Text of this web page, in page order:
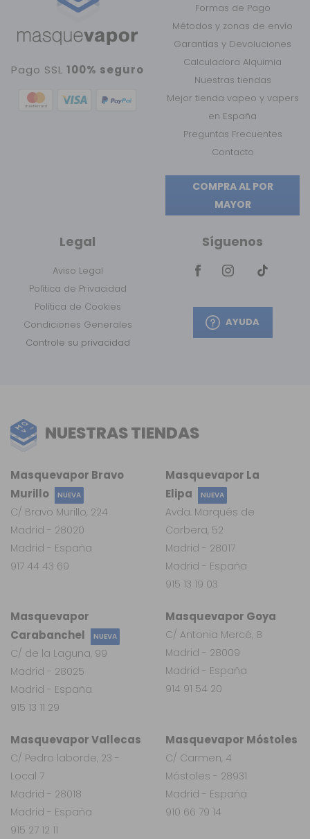
Pago SSL100% seguro
Formas de Pago
Métodos y zonas de envío
Garantías y Devoluciones
Calculadora Alquimia
Nuestras tiendas
Mejor tienda vapeo y vapers
en España
Preguntas Frecuentes
Contacto
COMPRA AL POR
MAYOR
Legal
Aviso Legal
Política de Privacidad
Política de Cookies
Condiciones Generales
Controle su privacidad
Síguenos
AYUDA
NUESTRAS TIENDAS
Masquevapor
Carabanchel
NUEVA
C/ de la Laguna, 99
Madrid - 28025
Madrid - España
915 13 11 29
Masquevapor Vallecas
C/ Pedro laborde, 23 -
Local 7
Madrid - 28018
Madrid - España
915 27 12 11
Masquevapor Móstoles
C/ Carmen, 4
Móstoles - 28931
Madrid - España
910 66 79 14
Masquevapor Goya
C/ Antonia Mercé, 8
Madrid - 28009
Madrid - España
914 91 54 20
Masquevapor La
Elipa
NUEVA
Avda. Marqués de
Corbera, 52
Madrid - 28017
Madrid - España
915 13 19 03
Masquevapor Bravo
Murillo
NUEVA
C/ Bravo Murillo, 224
Madrid - 28020
Madrid - España
917 44 43 69